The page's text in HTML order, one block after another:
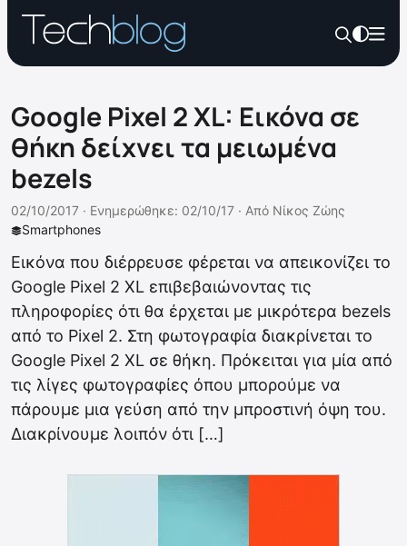
Google Pixel 2 XL: Εικόνα σε
θήκη δείχνει τα μειωμένα
bezels
Smartphones
02/10/2017 · Ενημερώθηκε: 02/10/17 · Από Νίκος Ζώης
Εικόνα που διέρρευσε φέρεται να απεικονίζει το
Google Pixel 2 XL επιβεβαιώνοντας τις
πληροφορίες ότι θα έρχεται με μικρότερα bezels
από το Pixel 2. Στη φωτογραφία διακρίνεται το
Google Pixel 2 XL σε θήκη. Πρόκειται για μία από
τις λίγες φωτογραφίες όπου μπορούμε να
πάρουμε μια γεύση από την μπροστινή όψη του.
Διακρίνουμε λοιπόν ότι […]